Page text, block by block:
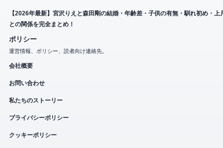
【2026年最新】宮沢りえと森田剛の結婚・年齢差・子供の有無・馴れ初め・上
との関係を完全まとめ！
ポリシー
運営情報、ポリシー、読者向け連絡先。
会社概要
お問い合わせ
私たちのストーリー
プライバシーポリシー
クッキーポリシー